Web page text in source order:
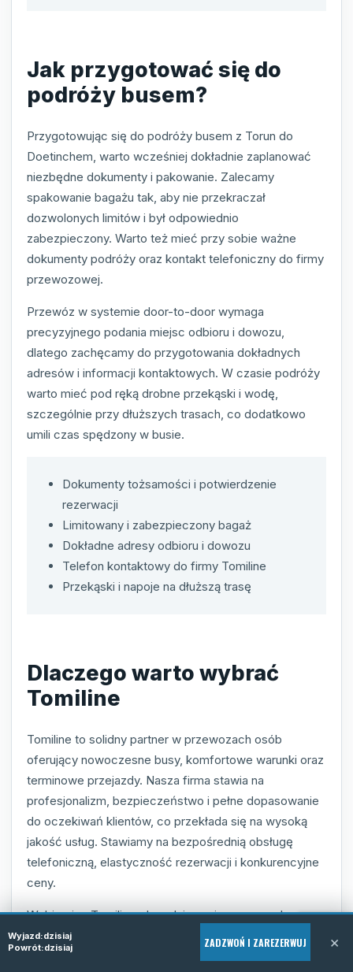
Jak przygotować się do
podróży busem?
Przygotowując się do podróży busem z Torun do
Doetinchem, warto wcześniej dokładnie zaplanować
niezbędne dokumenty i pakowanie. Zalecamy
spakowanie bagażu tak, aby nie przekraczał
dozwolonych limitów i był odpowiednio
zabezpieczony. Warto też mieć przy sobie ważne
dokumenty podróży oraz kontakt telefoniczny do firmy
przewozowej.
Przewóz w systemie door-to-door wymaga
precyzyjnego podania miejsc odbioru i dowozu,
dlatego zachęcamy do przygotowania dokładnych
adresów i informacji kontaktowych. W czasie podróży
warto mieć pod ręką drobne przekąski i wodę,
szczególnie przy dłuższych trasach, co dodatkowo
umili czas spędzony w busie.
Dokumenty tożsamości i potwierdzenie
rezerwacji
Limitowany i zabezpieczony bagaż
Dokładne adresy odbioru i dowozu
Telefon kontaktowy do firmy Tomiline
Przekąski i napoje na dłuższą trasę
Dlaczego warto wybrać
Tomiline
Tomiline to solidny partner w przewozach osób
oferujący nowoczesne busy, komfortowe warunki oraz
terminowe przejazdy. Nasza firma stawia na
profesjonalizm, bezpieczeństwo i pełne dopasowanie
do oczekiwań klientów, co przekłada się na wysoką
jakość usług. Stawiamy na bezpośrednią obsługę
telefoniczną, elastyczność rezerwacji i konkurencyjne
ceny.
Wybierając Tomiline, decydujesz się na sprawdzony
transport, gwarantujący bezproblemowe dotarcie z
Torun do Doetinchem oraz obsługę door-to-door, która
Wyjazd:dzisiaj
Powrót:dzisiaj ZADZWOŃ I ZAREZERWUJ ×